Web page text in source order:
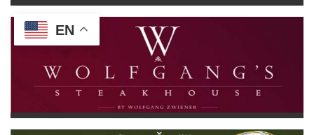
EN